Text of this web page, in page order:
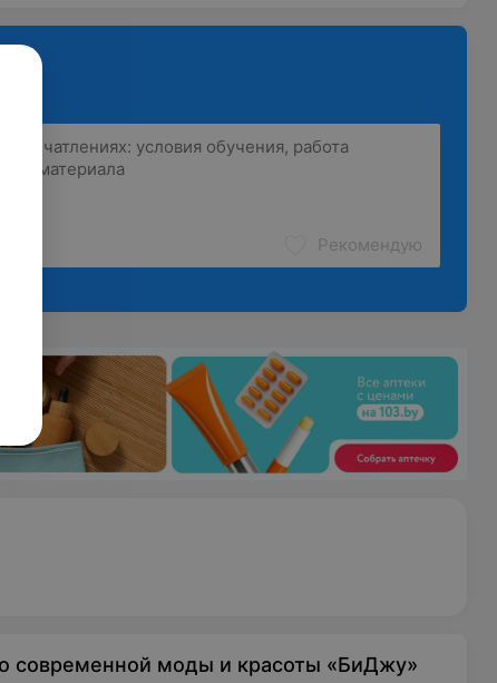
для семьи, проведение фотосессии love story
лет
с участием артистов эстрады, кино, ведущими,
Рекомендую
современной моды и красоты «БиДжу»